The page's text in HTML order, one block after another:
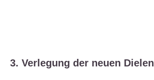
3. Verlegung der neuen Dielen